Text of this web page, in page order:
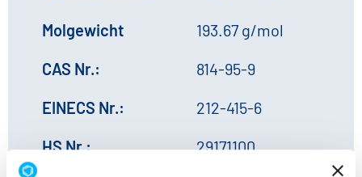
Molgewicht
193.67 g/mol
CAS Nr.:
814-95-9
EINECS Nr.:
212-415-6
HS Nr.:
29171100